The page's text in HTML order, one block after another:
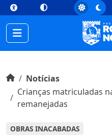
topConteúdo [1] Menu
Início do conteúdo
InícioNotícias
Crianças matriculadas
remanejadas
OBRAS INACABADAS